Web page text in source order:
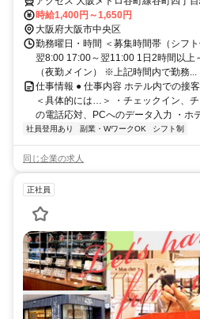
時給1,400円～1,650円
大阪府大阪市中央区
勤務曜日・時間 ＜募集時間帯（シフ
翌8:00 17:00～翌11:00 1日2時間以
（夜勤メイン） ※上記時間内で勤務...
仕事情報 ● 仕事内容 ホテル内での接
＜具体的には…＞ ・チェックイン、
の電話応対、PCへのデータ入力 ・ホ
社員登用あり 副業・WワークOK シフト制
同じ企業の求人
正社員